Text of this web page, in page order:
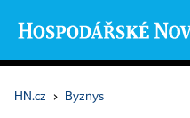
HN.cz › Byznys